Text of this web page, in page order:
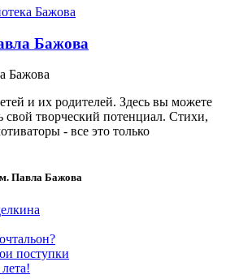
Бажова
Бажова
и их родителей. Здесь вы можете
свой творческий потенциал. Стихи,
- все это только
Павла Бажова
поступки